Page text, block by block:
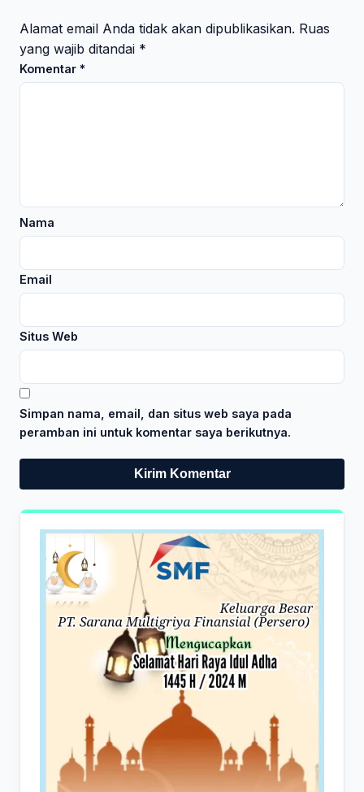
Alamat email Anda tidak akan dipublikasikan. Ruas
yang wajib ditandai *
Komentar *
Nama
Email
Situs Web
Simpan nama, email, dan situs web saya pada
peramban ini untuk komentar saya berikutnya.